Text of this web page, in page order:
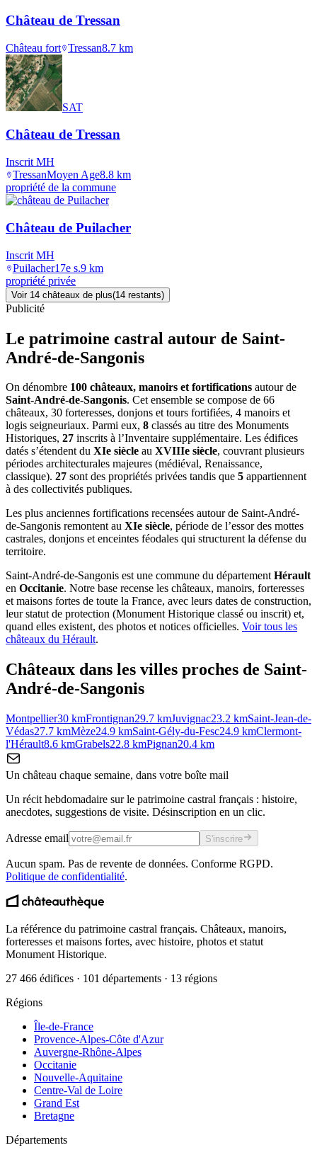
Château de Tressan
Château fort Tressan8.7 km
SAT
Château de Tressan
Inscrit MH
TressanMoyen Age8.8 km
propriété de la commune
Château de Puilacher
Inscrit MH
Puilacher17e s.9 km
propriété privée
Voir 14 châteaux de plus(14 restants)
Publicité
Le patrimoine castral autour de Saint-
André-de-Sangonis
On dénombre 100 châteaux, manoirs et fortifications autour de
Saint-André-de-Sangonis. Cet ensemble se compose de 66
châteaux, 30 forteresses, donjons et tours fortifiées, 4 manoirs et
logis seigneuriaux. Parmi eux, 8 classés au titre des Monuments
Historiques, 27 inscrits à l’Inventaire supplémentaire. Les édifices
datés s’étendent du XIe siècle au XVIIIe siècle, couvrant plusieurs
périodes architecturales majeures (médiéval, Renaissance,
classique). 27 sont des propriétés privées tandis que 5 appartiennent
à des collectivités publiques.
Les plus anciennes fortifications recensées autour de Saint-André-
de-Sangonis remontent au XIe siècle, période de l’essor des mottes
castrales, donjons et enceintes féodales qui structurent la défense du
territoire.
Saint-André-de-Sangonis est une commune du départementHérault
en Occitanie. Notre base recense les châteaux, manoirs, forteresses
et maisons fortes de toute la France, avec leurs dates de construction,
leur statut de protection (Monument Historique classé ou inscrit) et,
quand elles existent, des photos et notices officielles. Voir tous les
châteaux du Hérault.
Châteaux dans les villes proches de Saint-
André-de-Sangonis
Montpellier30 kmFrontignan29.7 kmJuvignac23.2 kmSaint-Jean-de-
Védas27.7 kmMèze24.9 kmSaint-Gély-du-Fesc24.9 kmClermont-
l'Hérault8.6 kmGrabels22.8 kmPignan20.4 km
Un château chaque semaine, dans votre boîte mail
Un récit hebdomadaire sur le patrimoine castral français : histoire,
anecdotes, suggestions de visite. Désinscription en un clic.
Adresse email S'inscrire
Aucun spam. Pas de revente de données. Conforme RGPD.
Politique de confidentialité.
La référence du patrimoine castral français. Châteaux, manoirs,
forteresses et maisons fortes, avec histoire, photos et statut
Monument Historique.
27 466 édifices · 101 départements · 13 régions
Régions
Île-de-France
Provence-Alpes-Côte d'Azur
Auvergne-Rhône-Alpes
Occitanie
Nouvelle-Aquitaine
Centre-Val de Loire
Grand Est
Bretagne
Départements